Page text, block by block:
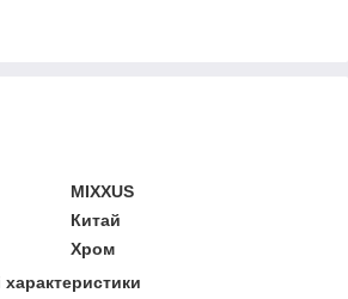
MIXXUS
Китай
Хром